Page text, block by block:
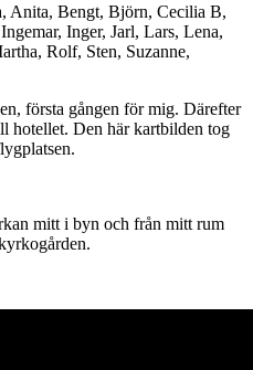
Anita, Bengt, Björn, Cecilia B,
Inger, Jarl, Lars, Lena,
Rolf, Sten, Suzanne,
första gången för mig. Därefter
hotellet. Den här kartbilden tog
mitt i byn och från mitt rum